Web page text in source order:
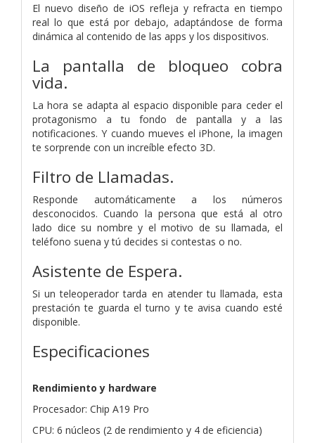
El nuevo diseño de iOS refleja y refracta en tiempo
real lo que está por debajo, adaptándose de forma
dinámica al contenido de las apps y los dispositivos.
La pantalla de bloqueo cobra
vida.
La hora se adapta al espacio disponible para ceder el
protagonismo a tu fondo de pantalla y a las
notificaciones. Y cuando mueves el iPhone, la imagen
te sorprende con un increíble efecto 3D.
Filtro de Llamadas.
Responde automáticamente a los números
desconocidos. Cuando la persona que está al otro
lado dice su nombre y el motivo de su llamada, el
teléfono suena y tú decides si contestas o no.
Asistente de Espera.
Si un teleoperador tarda en atender tu llamada, esta
prestación te guarda el turno y te avisa cuando esté
disponible.
Especificaciones
Rendimiento y hardware
Procesador: Chip A19 Pro
CPU: 6 núcleos (2 de rendimiento y 4 de eficiencia)